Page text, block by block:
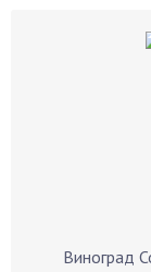
Виноград